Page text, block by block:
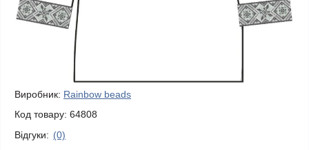
Виробник: Rainbow beads
Код товару: 64808
Відгуки: (0)